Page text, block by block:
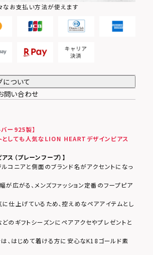
なお支払い方法が使えます
について
問い合わせ
ー925製】
としても人気なLION HEARTデザインピアス
（プレーンフープ）】
コニアと側面のブランド名がアクセントになっ
広がる、メンズファッション定番のフープピア
仕上げているため、控えめなペアアイテムとし
のギフトシーズンにペアアクセやプレゼントと
は、はじめて着ける方に安心なK18ゴールド素